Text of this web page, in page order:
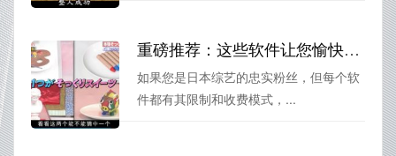
重磅推荐：这些软件让您愉快地看日本综艺
如果您是日本综艺的忠实粉丝，但每个软
件都有其限制和收费模式，...